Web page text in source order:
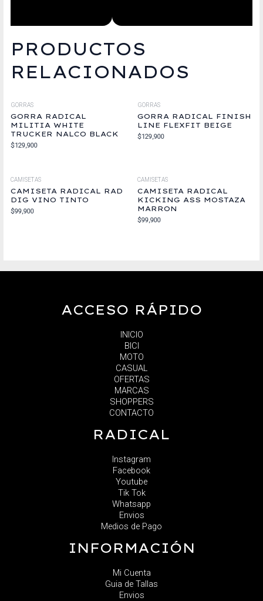
PRODUCTOS
RELACIONADOS
GORRAS
GORRA RADICAL
MILITIA WHITE
TRUCKER NALCO BLACK
$129,900
GORRAS
GORRA RADICAL FINISH
LINE FLEXFIT BEIGE
$129,900
CAMISETAS
CAMISETA RADICAL RAD
DIG VINO TINTO
$99,900
CAMISETAS
CAMISETA RADICAL
KICKING ASS MOSTAZA
MARRON
$99,900
ACCESO RÁPIDO
INICIO
BICI
MOTO
CASUAL
OFERTAS
MARCAS
SHOPPERS
CONTACTO
RADICAL
Instagram
Facebook
Youtube
Tik Tok
Whatsapp
Envios
Medios de Pago
INFORMACIÓN
Mi Cuenta
Guia de Tallas
Envios